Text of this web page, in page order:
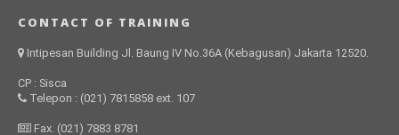
CONTACT OF TRAINING
Intipesan Building Jl. Baung IV No.36A (Kebagusan) Jakarta 12520.
CP : Sisca
Telepon : (021) 7815858 ext. 107
Fax. (021) 7883 8781